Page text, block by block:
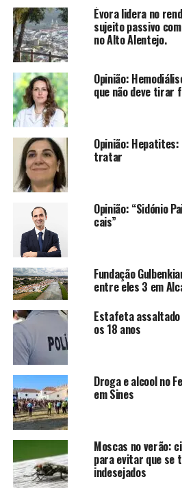
Évora lidera no
sujeito passivo
no Alto Alentejo.
Opinião:
que não deve tirar
Opinião:
tratar
Opinião: “Sidónio
cais”
Fundação
entre eles 3 em
Estafeta assaltado
os 18 anos
Droga e alcool no
em Sines
Moscas no verão:
para evitar que se
indesejados